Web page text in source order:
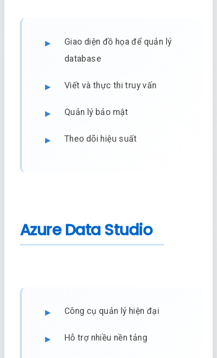
Giao diện đồ họa để quản lý
database
Viết và thực thi truy vấn
Quản lý bảo mật
Theo dõi hiệu suất
Azure Data Studio
Công cụ quản lý hiện đại
Hỗ trợ nhiều nền tảng